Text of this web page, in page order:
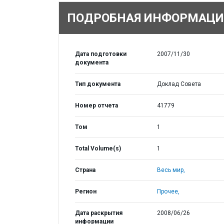
ПОДРОБНАЯ
Дата подготовки
документа
2007/11/30
Тип документа Доклад Совета
Номер отчета 41779
Том 1
Total Volume(s) 1
Страна Весь мир,
Регион Прочее,
Дата раскрытия
информации
2008/06/26